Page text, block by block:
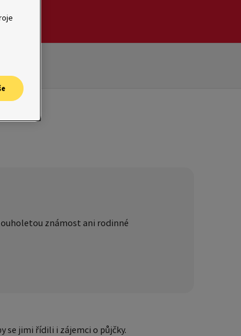
známost ani rodinné
se jimi řídili i zájemci o půjčky.